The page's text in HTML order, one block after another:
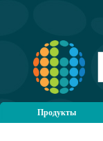
Продукты